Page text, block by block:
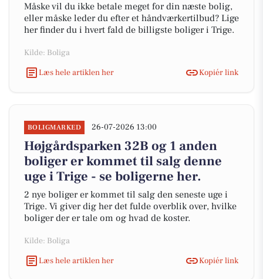
Måske vil du ikke betale meget for din næste bolig,
eller måske leder du efter et håndværkertilbud? Lige
her finder du i hvert fald de billigste boliger i Trige.
Kilde: Boliga
Læs hele artiklen her
Kopiér link
BOLIGMARKED 26-07-2026 13:00
Højgårdsparken 32B og 1 anden
boliger er kommet til salg denne
uge i Trige - se boligerne her.
2 nye boliger er kommet til salg den seneste uge i
Trige. Vi giver dig her det fulde overblik over, hvilke
boliger der er tale om og hvad de koster.
Kilde: Boliga
Læs hele artiklen her
Kopiér link